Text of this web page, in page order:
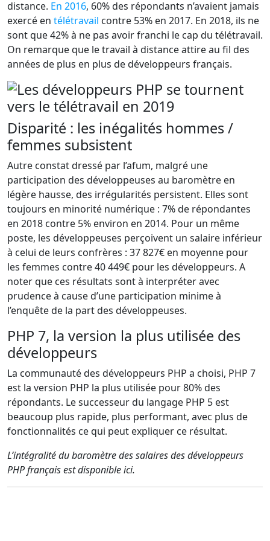
distance. En 2016, 60% des répondants n’avaient jamais
exercé en télétravail contre 53% en 2017. En 2018, ils ne
sont que 42% à ne pas avoir franchi le cap du télétravail.
On remarque que le travail à distance attire au fil des
années de plus en plus de développeurs français.
Disparité : les inégalités hommes /
femmes subsistent
Autre constat dressé par l’afum, malgré une
participation des développeuses au baromètre en
légère hausse, des irrégularités persistent. Elles sont
toujours en minorité numérique : 7% de répondantes
en 2018 contre 5% environ en 2014. Pour un même
poste, les développeuses perçoivent un salaire inférieur
à celui de leurs confrères : 37 827€ en moyenne pour
les femmes contre 40 449€ pour les développeurs. A
noter que ces résultats sont à interpréter avec
prudence à cause d’une participation minime à
l’enquête de la part des développeuses.
PHP 7, la version la plus utilisée des
développeurs
La communauté des développeurs PHP a choisi, PHP 7
est la version PHP la plus utilisée pour 80% des
répondants. Le successeur du langage PHP 5 est
beaucoup plus rapide, plus performant, avec plus de
fonctionnalités ce qui peut expliquer ce résultat.
L’intégralité du baromètre des salaires des développeurs
PHP français est disponible ici.